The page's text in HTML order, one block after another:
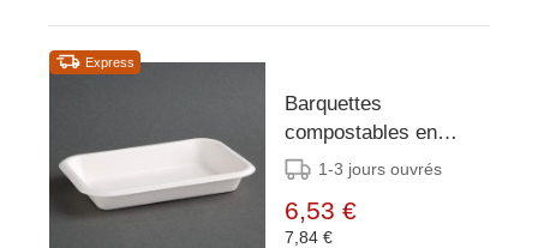
Express
Barquettes
compostables en
bagasse Fiesta
(lot de 50)
1-3 jours ouvrés
6,53 €
7,84 €